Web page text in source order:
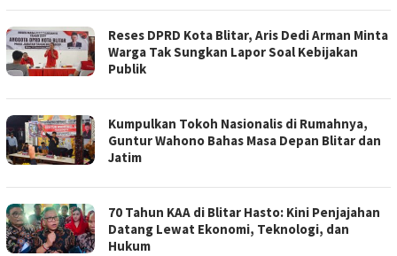
Reses DPRD Kota Blitar, Aris Dedi Arman Minta
Warga Tak Sungkan Lapor Soal Kebijakan
Publik
Kumpulkan Tokoh Nasionalis di Rumahnya,
Guntur Wahono Bahas Masa Depan Blitar dan
Jatim
70 Tahun KAA di Blitar Hasto: Kini Penjajahan
Datang Lewat Ekonomi, Teknologi, dan
Hukum